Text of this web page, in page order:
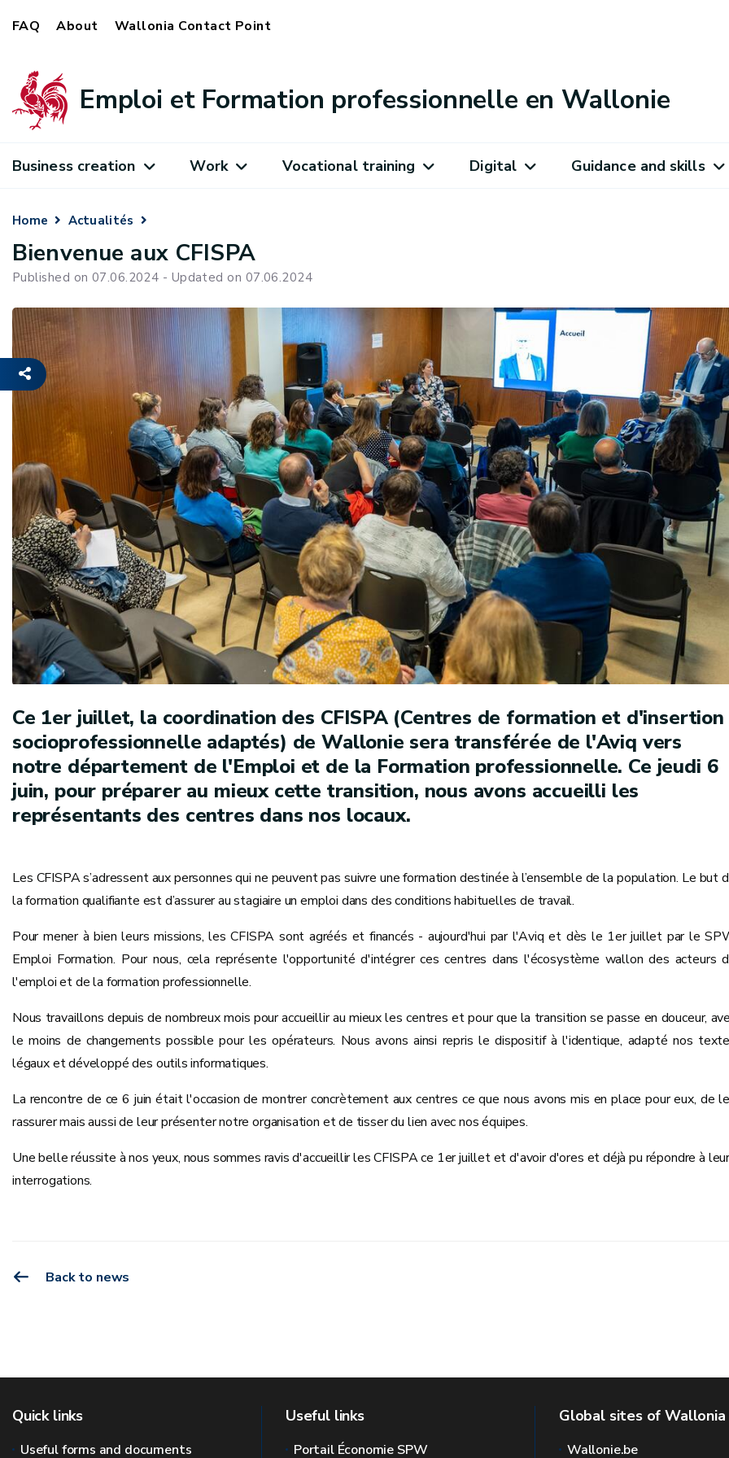
FAQ About Wallonia Contact Point
Emploi et Formation professionnelle en Wallonie
Business creation Work Vocational training Digital Guidance and skills
Home Actualités
Bienvenue aux CFISPA
Published on 07.06.2024 - Updated on 07.06.2024
Ce 1er juillet, la coordination des CFISPA (Centres de formation et d'insertion
socioprofessionnelle adaptés) de Wallonie sera transférée de l'Aviq vers
notre département de l'Emploi et de la Formation professionnelle. Ce jeudi 6
juin, pour préparer au mieux cette transition, nous avons accueilli les
représentants des centres dans nos locaux.
Les CFISPA s’adressent aux personnes qui ne peuvent pas suivre une formation destinée à l’ensemble de la population. Le but
la formation qualifiante est d’assurer au stagiaire un emploi dans des conditions habituelles de travail.
Pour mener à bien leurs missions, les CFISPA sont agréés et financés - aujourd'hui par l'Aviq et dès le 1er juillet par le
Emploi Formation. Pour nous, cela représente l'opportunité d'intégrer ces centres dans l'écosystème wallon des acteurs
l'emploi et de la formation professionnelle.
Nous travaillons depuis de nombreux mois pour accueillir au mieux les centres et pour que la transition se passe en douceur,
le moins de changements possible pour les opérateurs. Nous avons ainsi repris le dispositif à l'identique, adapté nos
légaux et développé des outils informatiques.
La rencontre de ce 6 juin était l'occasion de montrer concrètement aux centres ce que nous avons mis en place pour eux, de
rassurer mais aussi de leur présenter notre organisation et de tisser du lien avec nos équipes.
Une belle réussite à nos yeux, nous sommes ravis d'accueillir les CFISPA ce 1er juillet et d'avoir d'ores et déjà pu répondre à
interrogations.
Back to news
Quick links
Useful forms and documents
Useful links
Portail Économie SPW
Global sites of Wallonia
Wallonie.be